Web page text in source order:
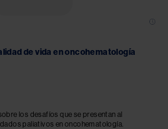
de vida en oncohematología
los desafíos que se presentan al
paliativos en oncohematología.